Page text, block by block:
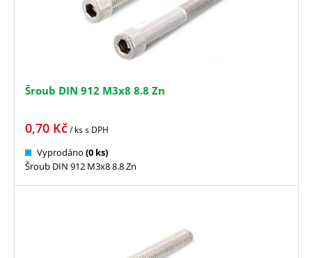
Šroub DIN 912 M3x8 8.8 Zn
0,70 Kč/ kss DPH
Vyprodáno (0 ks)
Šroub DIN 912 M3x8 8.8 Zn